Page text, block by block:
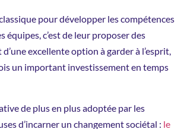
pour développer les compétences
équipes, c’est de leur proposer des
d’une excellente option à garder à l’esprit,
un important investissement en temps
de plus en plus adoptée par les
d’incarner un changement sociétal : le